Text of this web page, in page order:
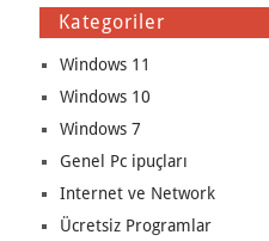
Kategoriler
Windows 11
Windows 10
Windows 7
Genel Pc ipuçları
Internet ve Network
Ücretsiz Programlar